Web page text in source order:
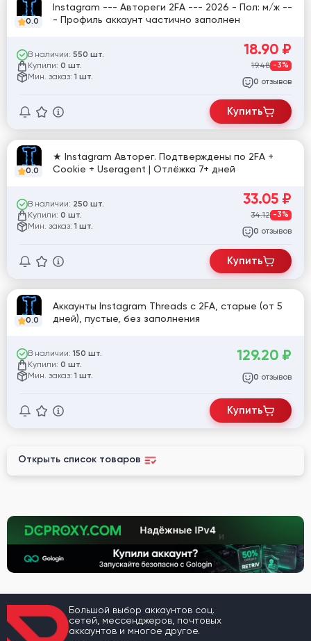
0.0
Instagram --- Автореги 2FA --- 2026 - Пол: м/ж --
- Профиль аккаунт частично заполнен
В наличии: 550 шт.
Купили: 0 шт.
Мин. заказ: 1 шт.
18.90 ₽
19.48 -3%
0 отзывов
Купить
0.0
★ Instagram Авторег. Подтверждены по 2FA +
Cookie + Useragent | Отлёжка 7+ дней
В наличии: 250 шт.
Купили: 0 шт.
Мин. заказ: 1 шт.
33.05 ₽
34.12 -3%
0 отзывов
Купить
0.0
Аккаунты Instagram Threads с 2FA, старые (от 5
дней), пустые, без заполнения
В наличии: 150 шт.
Купили: 0 шт.
Мин. заказ: 1 шт.
129.20 ₽
0 отзывов
Купить
Открыть список товаров
Большой выбор аккаунтов соц.
сетей, мессенджеров, почтовых
аккаунтов и многое другое.